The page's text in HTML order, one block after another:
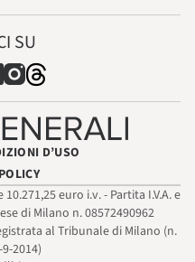
SU
D’USO
euro i.v. - Partita I.V.A. e
di Milano n. 08572490962
al Tribunale di Milano (n.
2014)